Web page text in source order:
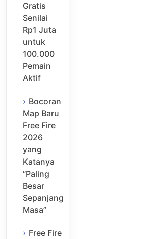
Gratis
Senilai
Rp1 Juta
untuk
100.000
Pemain
Aktif
Bocoran
Map Baru
Free Fire
2026
yang
Katanya
“Paling
Besar
Sepanjang
Masa”
Free Fire